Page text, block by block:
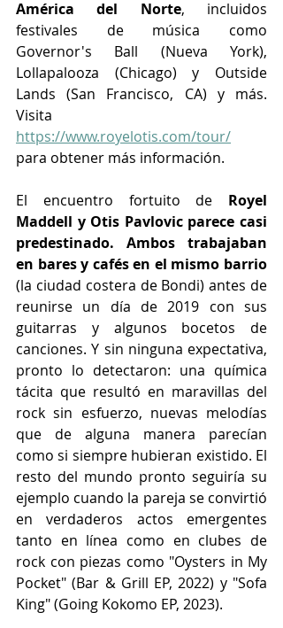
América del Norte, incluidos
festivales de música como
Governor's Ball (Nueva York),
Lollapalooza (Chicago) y Outside
Lands (San Francisco, CA) y más.
https://www.royelotis.com/tour/
para obtener más información.
El encuentro fortuito de Royel
Maddell y Otis Pavlovic parece casi
predestinado. Ambos trabajaban
en bares y cafés en el mismo barrio
(la ciudad costera de Bondi) antes de
reunirse un día de 2019 con sus
guitarras y algunos bocetos de
canciones. Y sin ninguna expectativa,
pronto lo detectaron: una química
tácita que resultó en maravillas del
rock sin esfuerzo, nuevas melodías
que de alguna manera parecían
como si siempre hubieran existido. El
resto del mundo pronto seguiría su
ejemplo cuando la pareja se convirtió
en verdaderos actos emergentes
tanto en línea como en clubes de
rock con piezas como "Oysters in My
Pocket" (Bar & Grill EP, 2022) y "Sofa
King" (Going Kokomo EP, 2023).